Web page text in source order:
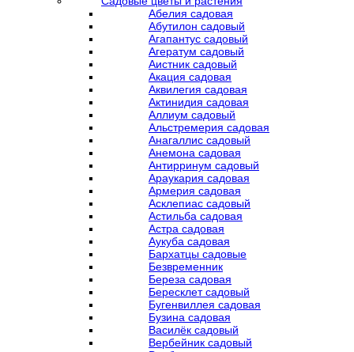
Абелия садовая
Абутилон садовый
Агапантус садовый
Агератум садовый
Аистник садовый
Акация садовая
Аквилегия садовая
Актинидия садовая
Аллиум садовый
Альстремерия садовая
Анагаллис садовый
Анемона садовая
Антирринум садовый
Араукария садовая
Армерия садовая
Асклепиас садовый
Астильба садовая
Астра садовая
Аукуба садовая
Бархатцы садовые
Безвременник
Береза садовая
Бересклет садовый
Бугенвиллея садовая
Бузина садовая
Василёк садовый
Вербейник садовый